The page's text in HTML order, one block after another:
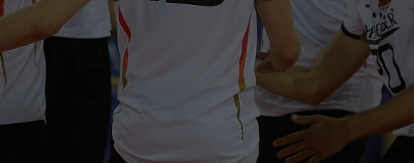
Inhalte von Videoplattformen und Social-Media-Plattformen werden standardmäßig
blockiert. Wenn Cookies von externen Medien akzeptiert werden, bedarf der Zugriff auf
diese Inhalte keiner manuellen Einwilligung mehr.
Cookie-Informationen anzeigen
Datenschutzerklärung Impressum